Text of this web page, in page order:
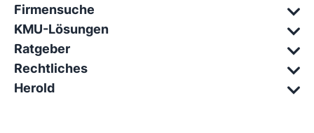
Firmensuche
KMU-Lösungen
Ratgeber
Rechtliches
Herold